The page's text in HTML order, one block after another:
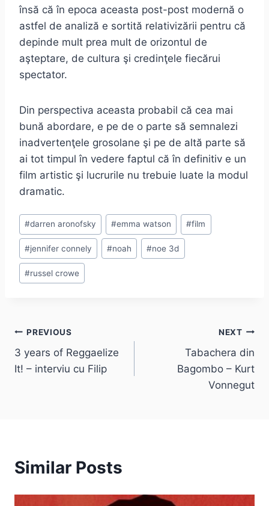
însă că în epoca aceasta post-post modernă o
astfel de analiză e sortită relativizării pentru că
depinde mult prea mult de orizontul de
aşteptare, de cultura şi credinţele fiecărui
spectator.
Din perspectiva aceasta probabil că cea mai
bună abordare, e pe de o parte să semnalezi
inadvertenţele grosolane şi pe de altă parte să
ai tot timpul în vedere faptul că în definitiv e un
film artistic şi lucrurile nu trebuie luate la modul
dramatic.
Post
Tags:
#darren aronofsky #emma watson #film
#jennifer connely #noah #noe 3d
#russel crowe
Post
navigation
PREVIOUS
3 years of Reggaelize
It! – interviu cu Filip
NEXT
Tabachera din
Bagombo – Kurt
Vonnegut
Similar Posts